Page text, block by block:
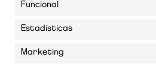
Funcional
Estadísticas
Marketing